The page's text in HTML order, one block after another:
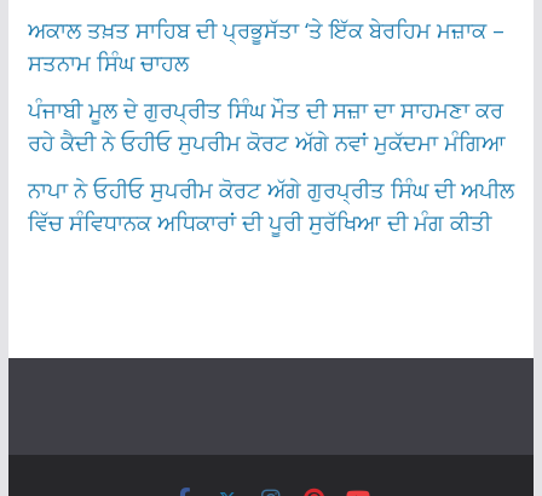
ਅਕਾਲ ਤਖ਼ਤ ਸਾਹਿਬ ਦੀ ਪ੍ਰਭੂਸੱਤਾ ‘ਤੇ ਇੱਕ ਬੇਰਹਿਮ ਮਜ਼ਾਕ –
ਸਤਨਾਮ ਸਿੰਘ ਚਾਹਲ
ਪੰਜਾਬੀ ਮੂਲ ਦੇ ਗੁਰਪ੍ਰੀਤ ਸਿੰਘ ਮੌਤ ਦੀ ਸਜ਼ਾ ਦਾ ਸਾਹਮਣਾ ਕਰ
ਰਹੇ ਕੈਦੀ ਨੇ ਓਹੀਓ ਸੁਪਰੀਮ ਕੋਰਟ ਅੱਗੇ ਨਵਾਂ ਮੁਕੱਦਮਾ ਮੰਗਿਆ
ਨਾਪਾ ਨੇ ਓਹੀਓ ਸੁਪਰੀਮ ਕੋਰਟ ਅੱਗੇ ਗੁਰਪ੍ਰੀਤ ਸਿੰਘ ਦੀ ਅਪੀਲ
ਵਿੱਚ ਸੰਵਿਧਾਨਕ ਅਧਿਕਾਰਾਂ ਦੀ ਪੂਰੀ ਸੁਰੱਖਿਆ ਦੀ ਮੰਗ ਕੀਤੀ